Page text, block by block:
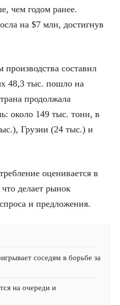
чем годом ранее.
на $7 млн, достигнув
составил
48,3 тыс. пошло на
продолжала
около 149 тыс. тонн, в
Грузии (24 тыс.) и
оценивается в
делает рынок
и предложения.
соседям в борьбе за
на очереди и